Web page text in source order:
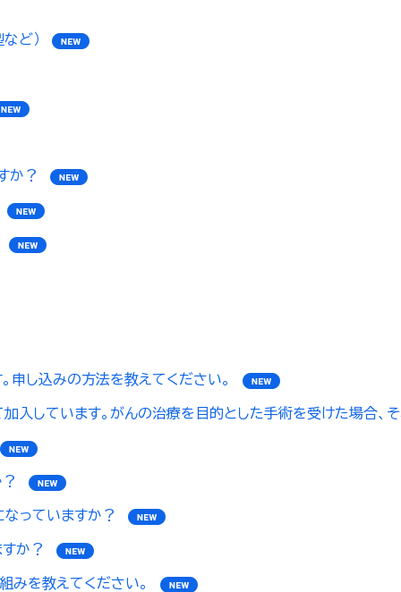
ど）
か？
申し込みの方法を教えてください。
加入しています。がんの治療を目的とした手術を受けた場合
っていますか？
か？
みを教えてください。